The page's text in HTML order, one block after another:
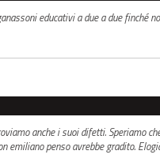
educativi a due a due finché
anche i suoi difetti. Speriamo
emiliano penso avrebbe gradito.